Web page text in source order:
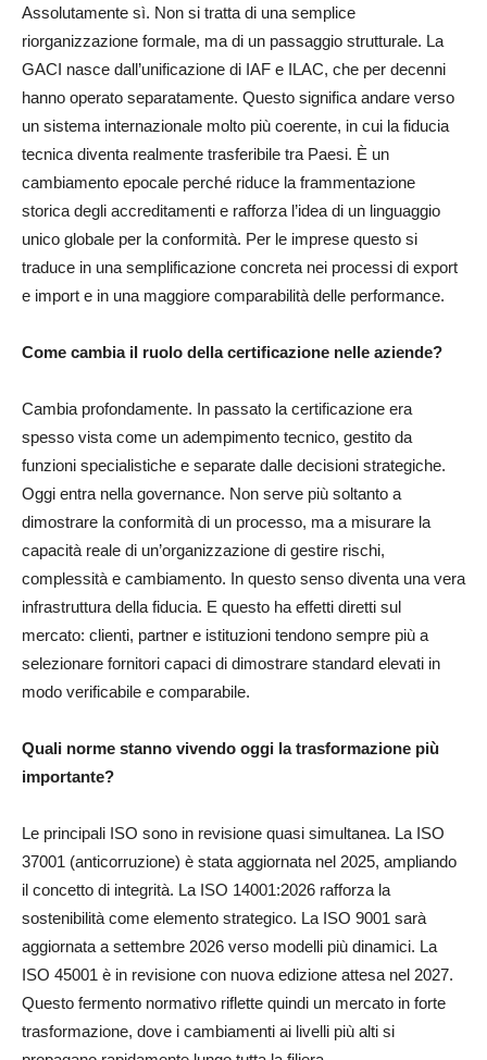
Assolutamente sì. Non si tratta di una semplice
riorganizzazione formale, ma di un passaggio strutturale. La
GACI nasce dall’unificazione di IAF e ILAC, che per decenni
hanno operato separatamente. Questo significa andare verso
un sistema internazionale molto più coerente, in cui la fiducia
tecnica diventa realmente trasferibile tra Paesi. È un
cambiamento epocale perché riduce la frammentazione
storica degli accreditamenti e rafforza l’idea di un linguaggio
unico globale per la conformità. Per le imprese questo si
traduce in una semplificazione concreta nei processi di export
e import e in una maggiore comparabilità delle performance.
Come cambia il ruolo della certificazione nelle aziende?
Cambia profondamente. In passato la certificazione era
spesso vista come un adempimento tecnico, gestito da
funzioni specialistiche e separate dalle decisioni strategiche.
Oggi entra nella governance. Non serve più soltanto a
dimostrare la conformità di un processo, ma a misurare la
capacità reale di un’organizzazione di gestire rischi,
complessità e cambiamento. In questo senso diventa una vera
infrastruttura della fiducia. E questo ha effetti diretti sul
mercato: clienti, partner e istituzioni tendono sempre più a
selezionare fornitori capaci di dimostrare standard elevati in
modo verificabile e comparabile.
Quali norme stanno vivendo oggi la trasformazione più
importante?
Le principali ISO sono in revisione quasi simultanea. La ISO
37001 (anticorruzione) è stata aggiornata nel 2025, ampliando
il concetto di integrità. La ISO 14001:2026 rafforza la
sostenibilità come elemento strategico. La ISO 9001 sarà
aggiornata a settembre 2026 verso modelli più dinamici. La
ISO 45001 è in revisione con nuova edizione attesa nel 2027.
Questo fermento normativo riflette quindi un mercato in forte
trasformazione, dove i cambiamenti ai livelli più alti si